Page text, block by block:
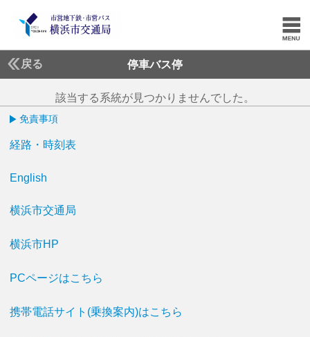
戻る 停車バス停
該当する系統が見つかりませんでした。
免責事項
経路・時刻表
English
横浜市交通局
横浜市HP
PCページはこちら
携帯電話サイト(乗換案内)はこちら